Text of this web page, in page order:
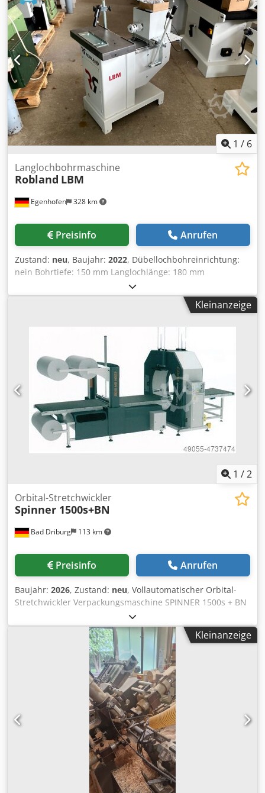
1 / 6
Egenhofen 328 km
Langlochbohrmaschine
Robland LBM
Preisinfo Anrufen
Zustand: neu, Baujahr: 2022, Dübellochbohreinrichtung:
nein Bohrtiefe: 150 mm Langlochlänge: 180 mm
Höhenverstellweg: 145 mm Motorleistung: 1,5kW Drehzahl:
3000 U/min Absauganschluss: 100 mm Maschinenlänge:
1280 mm Maschinenbreite: 960 mm Gewicht: 240 kgKleinanzeige
1 /2
Bad Driburg 113 km
Orbital-Stretchwickler
Spinner 1500s+BN
Preisinfo Anrufen
Baujahr: 2026, Zustand: neu, Vollautomatischer Orbital-
Stretchwickler Verpackungsmaschine SPINNER 1500s + BN
Anwendung: Verpackung, Gruppierung und den Schutz
von langen oder sperrigen Produkte wie Möbel, Türen,
Holzplatten, etc. Bedienerseite: - in Durchlaufrichtung
Rechts Allgemeine technische Daten: -
Hauptmotorleistung: 2,2 kW - Max. Ring Drehzahl: 50 rpm -
Min. Ring-Geschwindigkeit: 10 rpm - Elektronische
Steuerungskomponenten: Siemens, Schneider, LS -
Gesamtgewicht: 1600 kg Standard-Ausrüstungen: -
Angetriebenes Förderband (Ein- und Auslauf) zur
automatischen Produkt Speisung - Verstellbare Ring
Drehzahl - Verstellbare Stretch Spannung mit einer
mechanischen Bremsvorrichtung - Automatisches Stretch
Klammer- und Schneidsystem - Automatisches
Stretchhakensystem - Pneumatische Front und Rückseite
die während des Schneidvorgangs von oben drückt, um
Kleinanzeige